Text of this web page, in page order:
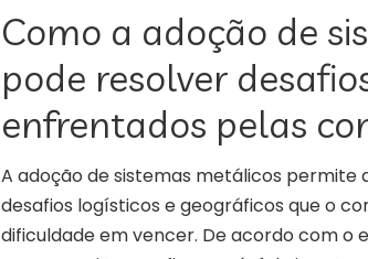
Como a adoção de
pode resolver
enfrentados pelas
A adoção de sistemas metálicos permite
desafios logísticos e geográficos que o
dificuldade em vencer. De acordo com o